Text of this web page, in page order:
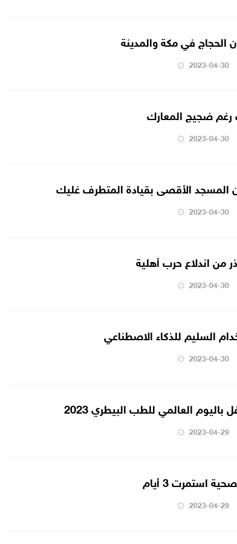
الحجاج في مكة والمدينة
2023-04-30
رغم ضجيج المعارك
2023-04-30
الأقصى بقيادة المتطرف غليك
2023-04-30
من اندلاع حرب أهلية
2023-04-30
2023-04-30
باليوم العالمي للطب البيطري 2023
2023-04-29
استمرت 3 أيام
2023-04-29